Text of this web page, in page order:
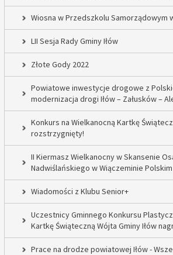
Wiosna w Przedszkolu Samorządowym
LII Sesja Rady Gminy Iłów
Złote Gody 2022
Powiatowe inwestycje drogowe z
modernizacja drogi Iłów – Załusków –
Konkurs na Wielkanocną Kartkę
rozstrzygnięty!
II Kiermasz Wielkanocny w Skansenie
Nadwiślańskiego w Wiączeminie Polskim
Wiadomości z Klubu Senior+
Uczestnicy Gminnego Konkursu
Kartkę Świąteczną Wójta Gminy Iłów
Prace na drodze powiatowej Iłów -